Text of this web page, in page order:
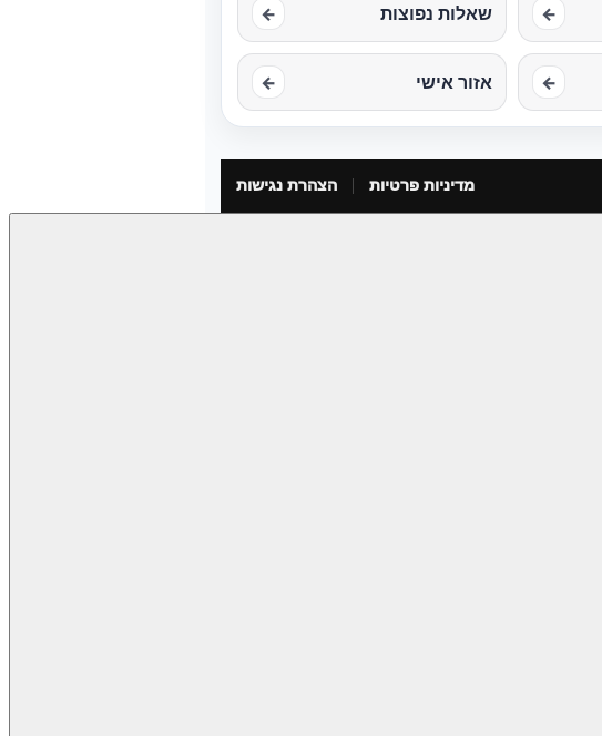
← שאלות נפוצות ←
← אזור אישי ←
מדיניות פרטיות הצהרת נגישות